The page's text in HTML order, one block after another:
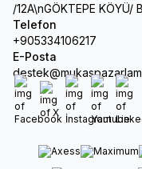
/12A\nGÖKTEPE KÖYÜ/
Telefon
+905334106217
E-Posta
Facebook
X İnstagram
Youtube